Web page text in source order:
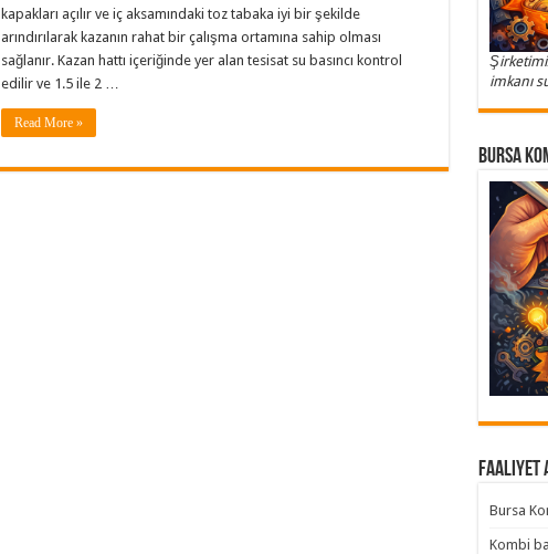
kapakları açılır ve iç aksamındaki toz tabaka iyi bir şekilde
arındırılarak kazanın rahat bir çalışma ortamına sahip olması
sağlanır. Kazan hattı içeriğinde yer alan tesisat su basıncı kontrol
edilir ve 1.5 ile 2 …
Read More »
imkanı
Bursa
Faaliyet
Bursa
Kombi